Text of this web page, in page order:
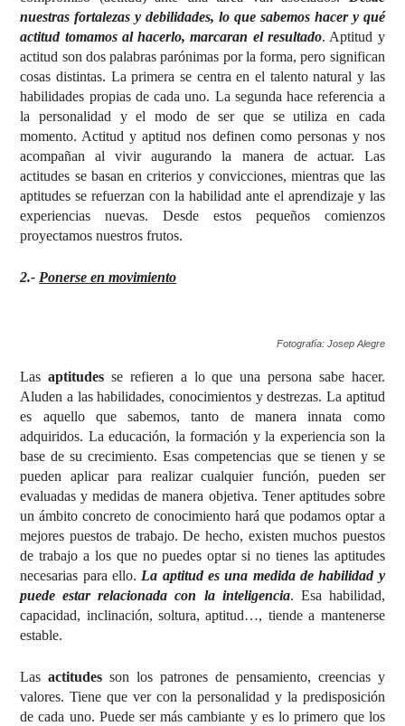
nuestras fortalezas y debilidades, lo que sabemos hacer y qué
actitud tomamos al hacerlo, marcaran el resultado. Aptitud y
actitud son dos palabras parónimas por la forma, pero significan
cosas distintas. La primera se centra en el talento natural y las
habilidades propias de cada uno. La segunda hace referencia a
la personalidad y el modo de ser que se utiliza en cada
momento. Actitud y aptitud nos definen como personas y nos
acompañan al vivir augurando la manera de actuar. Las
actitudes se basan en criterios y convicciones, mientras que las
aptitudes se refuerzan con la habilidad ante el aprendizaje y las
experiencias nuevas. Desde estos pequeños comienzos
proyectamos nuestros frutos.
2.- Ponerse en movimiento
Fotografía: Josep Alegre
Lasaptitudes se refieren a lo que una persona sabe hacer.
Aluden a las habilidades, conocimientos y destrezas. La aptitud
es aquello que sabemos, tanto de manera innata como
adquiridos. La educación, la formación y la experiencia son la
base de su crecimiento. Esas competencias que se tienen y se
pueden aplicar para realizar cualquier función, pueden ser
evaluadas y medidas de manera objetiva. Tener aptitudes sobre
un ámbito concreto de conocimiento hará que podamos optar a
mejores puestos de trabajo. De hecho, existen muchos puestos
de trabajo a los que no puedes optar si no tienes las aptitudes
necesarias para ello. La aptitud es una medida de habilidad y
puede estar relacionada con la inteligencia. Esa habilidad,
capacidad, inclinación, soltura, aptitud…, tiende a mantenerse
estable.
Lasactitudes son los patrones de pensamiento, creencias y
valores. Tiene que ver con la personalidad y la predisposición
de cada uno. Puede ser más cambiante y es lo primero que los